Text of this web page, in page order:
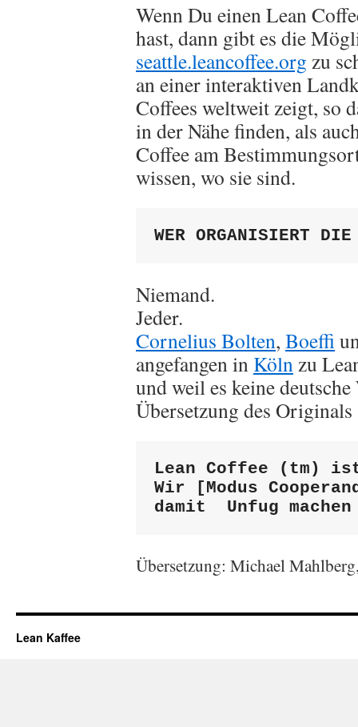
Wenn Du einen Lean
hast, dann gibt es die
seattle.leancoffee.org zu
an einer interaktiven
Coffees weltweit zeigt, so
in der Nähe finden, als
Coffee am
wissen, wo sie sind.
WER ORGANISIERT DIE
Niemand.
Jeder.
Cornelius Bolten, Boeffi
angefangen in Kölnzu
und weil es keine
Übersetzung des Originals
Lean Coffee (tm)
Wir [Modus
damit  Unfug
Übersetzung: Michael
Lean Kaffee